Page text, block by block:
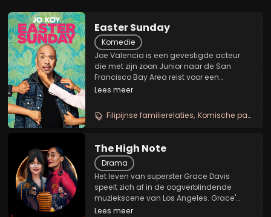
Easter Sunday
Komedie
Joe Valencia is een gevestigde acteur
die met zijn zoon Junior naar de San
Francisco Bay Area reist voor een
familiefeestje met Pasen. Nadat vader en
Joe's moeder Susan en haar zus Theresa.
Met pijn en...
Lees meer
Filipijnse familierelaties Komische paaschaos
The High Note
Drama
Het leven van superster Grace Davis
speelt zich af in de oogverblindende
muziekscene van Los Angeles. Grace'
overwerkte persoonlijk assistente Maggie
Lees meer